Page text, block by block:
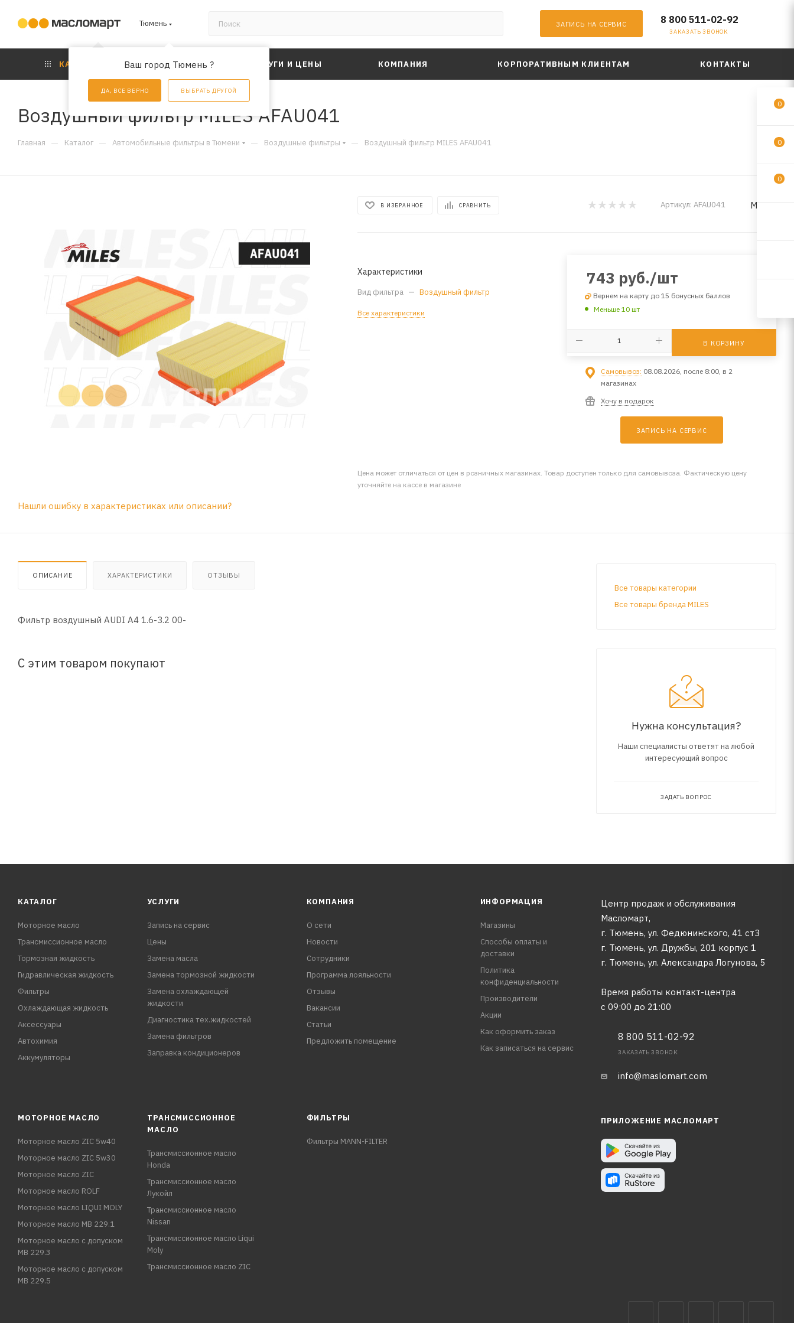
Тюмень
Ваш город Тюмень ?
ДА, ВСЕ ВЕРНО ВЫБРАТЬ ДРУГОЙ
ЗАПИСЬ НА СЕРВИС 8 800 511-02-92
ЗАКАЗАТЬ ЗВОНОК
КАТАЛОГ АКЦИИ УСЛУГИ И ЦЕНЫ КОМПАНИЯ КОРПОРАТИВНЫМ КЛИЕНТАМ КОНТАКТЫ
Воздушный фильтр MILES AFAU041
Главная — Каталог — Автомобильные фильтры в Тюмени — Воздушные фильтры — Воздушный фильтр MILES AFAU041
В ИЗБРАННОЕ СРАВНИТЬ Артикул: AFAU041 MILES
Характеристики
Вид фильтра — Воздушный фильтр
Все характеристики
743 руб./шт
Вернем на карту до 15 бонусных баллов
Меньше 10 шт
В КОРЗИНУ
Самовывоз: 08.08.2026, после 8:00, в 2
магазинах
Хочу в подарок
ЗАПИСЬ НА СЕРВИС
Цена может отличаться от цен в розничных магазинах. Товар доступен только для самовывоза. Фактическую цену
уточняйте на кассе в магазине
Нашли ошибку в характеристиках или описании?
ОПИСАНИЕ ХАРАКТЕРИСТИКИ ОТЗЫВЫ
Фильтр воздушный AUDI A4 1.6-3.2 00-
С этим товаром покупают
Все товары категории
Все товары бренда MILES
Нужна консультация?
Наши специалисты ответят на любой
интересующий вопрос
ЗАДАТЬ ВОПРОС
КАТАЛОГ
Моторное масло
Трансмиссионное масло
Тормозная жидкость
Гидравлическая жидкость
Фильтры
Охлаждающая жидкость
Аксессуары
Автохимия
Аккумуляторы
УСЛУГИ
Запись на сервис
Цены
Замена масла
Замена тормозной жидкости
Замена охлаждающей
жидкости
Диагностика тех.жидкостей
Замена фильтров
Заправка кондиционеров
КОМПАНИЯ
О сети
Новости
Сотрудники
Программа лояльности
Отзывы
Вакансии
Статьи
Предложить помещение
ИНФОРМАЦИЯ
Магазины
Способы оплаты и
доставки
Политика
конфиденциальности
Производители
Акции
Как оформить заказ
Как записаться на сервис
Центр продаж и обслуживания
Масломарт,
г. Тюмень, ул. Федюнинского, 41 ст3
г. Тюмень, ул. Дружбы, 201 корпус 1
г. Тюмень, ул. Александра Логунова, 5
Время работы контакт-центра
с 09:00 до 21:00
8 800 511-02-92
ЗАКАЗАТЬ ЗВОНОК
info@maslomart.com
МОТОРНОЕ МАСЛО
Моторное масло ZIC 5w40
Моторное масло ZIC 5w30
Моторное масло ZIC
Моторное масло ROLF
Моторное масло LIQUI MOLY
Моторное масло MB 229.1
Моторное масло с допуском
MB 229.3
Моторное масло с допуском
MB 229.5
ТРАНСМИССИОННОЕ
МАСЛО
Трансмиссионное масло
Honda
Трансмиссионное масло
Лукойл
Трансмиссионное масло
Nissan
Трансмиссионное масло Liqui
Moly
Трансмиссионное масло ZIC
ФИЛЬТРЫ
Фильтры MANN-FILTER
ПРИЛОЖЕНИЕ МАСЛОМАРТ
0
0
0